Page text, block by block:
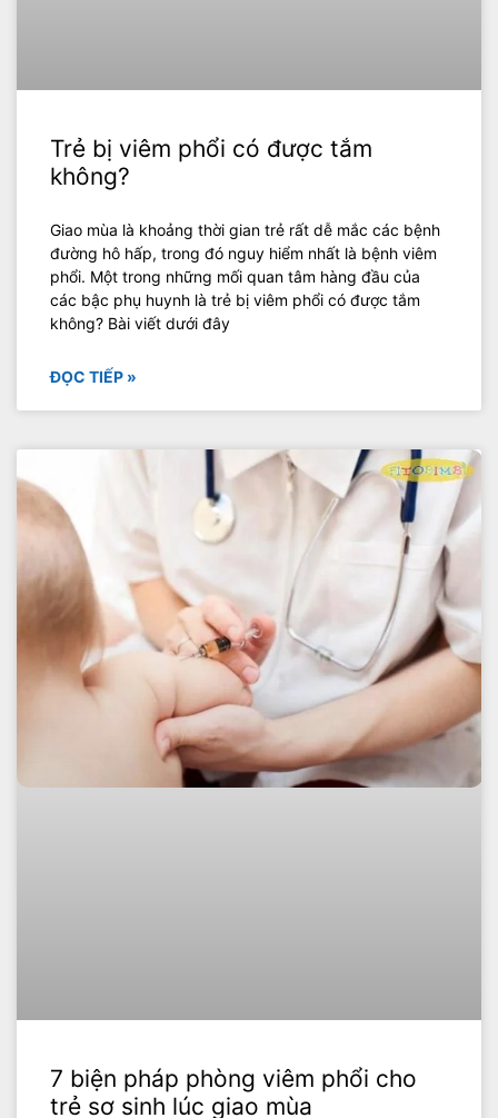
Trẻ bị viêm phổi có được tắm
không?
Giao mùa là khoảng thời gian trẻ rất dễ mắc các bệnh
đường hô hấp, trong đó nguy hiểm nhất là bệnh viêm
phổi. Một trong những mối quan tâm hàng đầu của
các bậc phụ huynh là trẻ bị viêm phổi có được tắm
không? Bài viết dưới đây
ĐỌC TIẾP »
7 biện pháp phòng viêm phổi cho
trẻ sơ sinh lúc giao mùa